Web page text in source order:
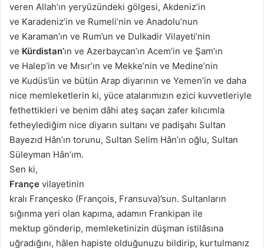
veren Allah’ın yeryüzündeki gölgesi, Akdeniz’in
ve Karadeniz’in ve Rumeli’nin ve Anadolu’nun
ve Karaman’ın ve Rum’un ve Dulkadir Vilayeti’nin
ve Kürdistan’ın ve Azerbaycan’ın Acem’in ve Şam’ın
ve Halep’in ve Mısır’ın ve Mekke’nin ve Medine’nin
ve Kudüs’ün ve bütün Arap diyarının ve Yemen’in ve daha
nice memleketlerin ki, yüce atalarımızın ezici kuvvetleriyle
fethettikleri ve benim dâhi ateş saçan zafer kılıcımla
fetheylediğim nice diyarın sultanı ve padişahı Sultan
Bayezıd Hân’ın torunu, Sultan Selim Hân’ın oğlu, Sultan
Süleyman Hân’ım.
Sen ki,
Françe vilayetinin
kralı Françesko (François, Fransuva)’sun. Sultanların
sığınma yeri olan kapıma, adamın Frankipan ile
mektup gönderip, memleketinizin düşman istilâsına
uğradığını, hâlen hapiste olduğunuzu bildirip, kurtulmanız